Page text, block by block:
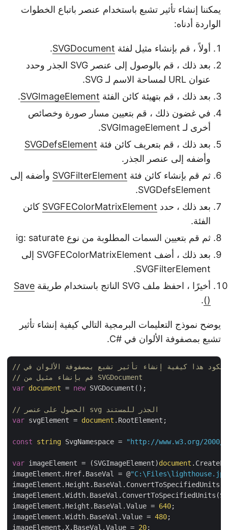
يمكننا إنشاء تأثير تشبع باستخدام عنصر باتباع الخطوات
الواردة أدناه:
أولاً ، قم بإنشاء مثيل لفئةSVGDocument
.
بعد ذلك ، قم بالوصول إلى عنصر SVG الجذر وحدد
عنوان URL لمساحة الاسم لـ SVG.
بعد ذلك ، قم بتهيئة كائن الفئةSVGImageElement
.
في غضون ذلك ، قم بتعيين مسار صورة وخصائص
أخرى لـ SVGImageElement.
بعد ذلك ، قم بتعريف كائن فئةSVGDefsElement
وأضفه إلى عنصر الجذر.
ثم قم بإنشاء كائن فئةSVGFilterElementوأضفه إلى
SVGDefsElement.
بعد ذلك ، حددSVGFEColorMatrixElementكائن
الفئة.
ثم قم بتعيين السمات المطلوبة من نوع ig: saturate
بعد ذلك ، أضف SVGFEColorMatrixElement إلى
SVGFilterElement.
أخيرًا ، احفظ ملف SVG الناتج باستخدام طريقة
Save
()
.
يوضح نموذج التعليمات البرمجية التالي كيفية إنشاء تأثير
تشبع بمصفوفة الألوان في #C.
// قم بإنشاء مثيل من SVGDocument
var document = new SVGDocument();
// الحصول على عنصر svg الجذر للمستند
var svgElement = document.RootElement;
const string SvgNamespace = "http://www.w3.org/
var imageElement = (SVGImageElement)document
imageElement.Href.BaseVal = @
imageElement.Height.BaseVal.Value = 640
imageElement.Width.BaseVal.Value = 480
imageElement.X.BaseVal.Value = 20